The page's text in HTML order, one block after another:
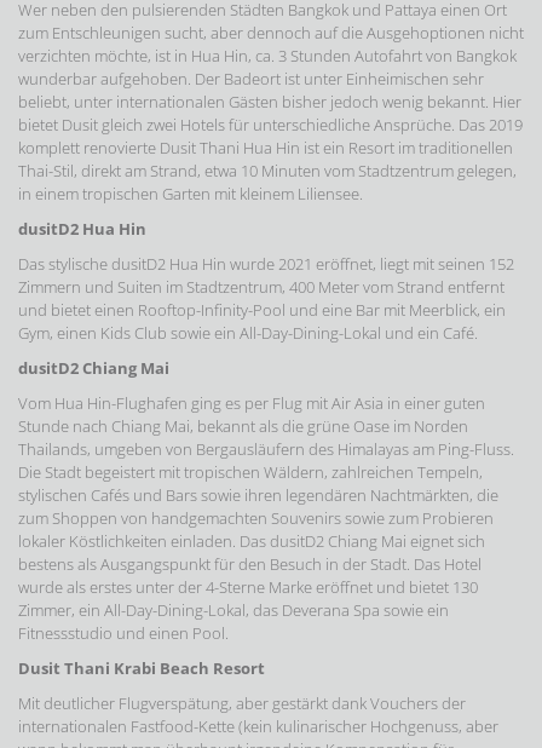
Wer neben den pulsierenden Städten Bangkok und Pattaya einen Ort
zum Entschleunigen sucht, aber dennoch auf die Ausgehoptionen nicht
verzichten möchte, ist in Hua Hin, ca. 3 Stunden Autofahrt von Bangkok
wunderbar aufgehoben. Der Badeort ist unter Einheimischen sehr
beliebt, unter internationalen Gästen bisher jedoch wenig bekannt. Hier
bietet Dusit gleich zwei Hotels für unterschiedliche Ansprüche. Das 2019
komplett renovierte Dusit Thani Hua Hin ist ein Resort im traditionellen
Thai-Stil, direkt am Strand, etwa 10 Minuten vom Stadtzentrum gelegen,
in einem tropischen Garten mit kleinem Liliensee.
dusitD2 Hua Hin
Das stylische dusitD2 Hua Hin wurde 2021 eröffnet, liegt mit seinen 152
Zimmern und Suiten im Stadtzentrum, 400 Meter vom Strand entfernt
und bietet einen Rooftop-Infinity-Pool und eine Bar mit Meerblick, ein
Gym, einen Kids Club sowie ein All-Day-Dining-Lokal und ein Café.
dusitD2 Chiang Mai
Vom Hua Hin-Flughafen ging es per Flug mit Air Asia in einer guten
Stunde nach Chiang Mai, bekannt als die grüne Oase im Norden
Thailands, umgeben von Bergausläufern des Himalayas am Ping-Fluss.
Die Stadt begeistert mit tropischen Wäldern, zahlreichen Tempeln,
stylischen Cafés und Bars sowie ihren legendären Nachtmärkten, die
zum Shoppen von handgemachten Souvenirs sowie zum Probieren
lokaler Köstlichkeiten einladen. Das dusitD2 Chiang Mai eignet sich
bestens als Ausgangspunkt für den Besuch in der Stadt. Das Hotel
wurde als erstes unter der 4-Sterne Marke eröffnet und bietet 130
Zimmer, ein All-Day-Dining-Lokal, das Deverana Spa sowie ein
Fitnessstudio und einen Pool.
Dusit Thani Krabi Beach Resort
Mit deutlicher Flugverspätung, aber gestärkt dank Vouchers der
internationalen Fastfood-Kette (kein kulinarischer Hochgenuss, aber